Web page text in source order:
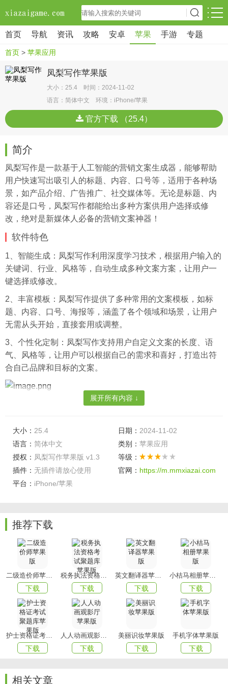
首页 导航 资讯 攻略 安卓 苹果 手游 专题
首页 > 苹果应用
凤梨写作苹果版
大小：25.4 时间：2024-11-02
语言：简体中文 环境：iPhone/苹果
官方下载 （25.4）
简介
凤梨写作是一款基于人工智能的营销文案生成器，能够帮助
用户快速写出吸引人的标题、内容、口号等，适用于各种场
景，如产品介绍、广告推广、社交媒体等。无论是标题、内
容还是口号，凤梨写作都能给出多种方案供用户选择或修
改，绝对是新媒体人必备的营销文案神器！
软件特色
1、智能生成：凤梨写作利用深度学习技术，根据用户输入的
关键词、行业、风格等，自动生成多种文案方案，让用户一
键选择或修改。
2、丰富模板：凤梨写作提供了多种常用的文案模板，如标
题、内容、口号、海报等，涵盖了各个领域和场景，让用户
无需从头开始，直接套用或调整。
3、个性化定制：凤梨写作支持用户自定义文案的长度、语
气、风格等，让用户可以根据自己的需求和喜好，打造出符
合自己品牌和目标的文案。
生成多个吸引眼球的标题，适用于文章、产品、活动等。
2、内容生成：凤梨写作可以根据用户输入的标题或关键词，
生成多个有逻辑有结构的内容，适用于博客、公众号、网站
等。
小编点评
凤梨写作是款非常实用的ai智能写作软件，能够帮助用户轻
松写出好文案。它具有智能生成、丰富模板和个性化定制等
特色，能够满足用户在各种场景下的文案需求。
以上就是凤梨写作的全部内容了，赶快收藏 mmxiazai吧
下载
更多软件和游戏吧！
展开所有内容 ↓
大小： 25.4 日期： 2024-11-02
语言： 简体中文 类别： 苹果应用
授权： 凤梨写作苹果版 v1.3
等级：
插件： 无插件请放心使用 官网： https://m.mmxiazai.com
平台： iPhone/苹果
推荐下载
二级造价师苹果版
下载
税务执法资格考试聚题库苹果版
下载
英文翻译器苹果版
下载
小桔马相册苹果版
下载
护士资格证考试聚题库苹果版
下载
人人动画观影厅苹果版
下载
美丽识妆苹果版
下载
手机字体苹果版
下载
相关文章